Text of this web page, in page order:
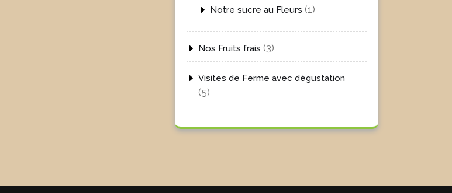
Notre sucre au Fleurs 1 1
Nos Fruits frais 33
produits
Visites de Ferme avec dégustation
55